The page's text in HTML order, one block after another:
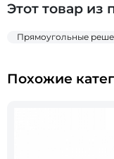
Этот товар из
Прямоугольные
Похожие